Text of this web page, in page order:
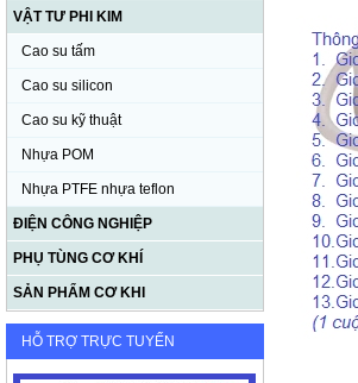
VẬT TƯ PHI KIM
Cao su tấm
Cao su silicon
Cao su kỹ thuật
Nhựa POM
Nhựa PTFE nhựa teflon
ĐIỆN CÔNG NGHIỆP
PHỤ TÙNG CƠ KHÍ
SẢN PHẨM CƠ KHI
HỖ TRỢ TRỰC TUYẾN